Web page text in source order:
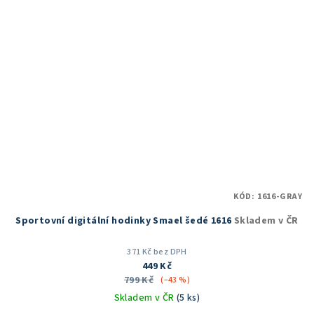
Sportovní digitální hodinky Smael šedé 1616 Skladem v ČR
371 Kč bez DPH
449 Kč
799 Kč (–43 %)
Skladem v ČR (5 ks)
KÓD: 1616-GRAY